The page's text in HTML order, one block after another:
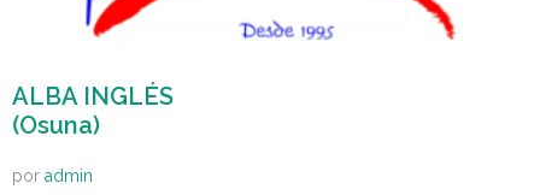
ALBA INGLÉS
(Osuna)
por admin